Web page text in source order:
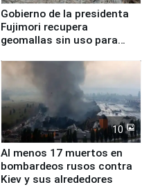
Gobierno de la presidenta
Fujimori recupera
geomallas sin uso para
Fenómeno El Niño
10
Al menos 17 muertos en
bombardeos rusos contra
Kiev y sus alrededores